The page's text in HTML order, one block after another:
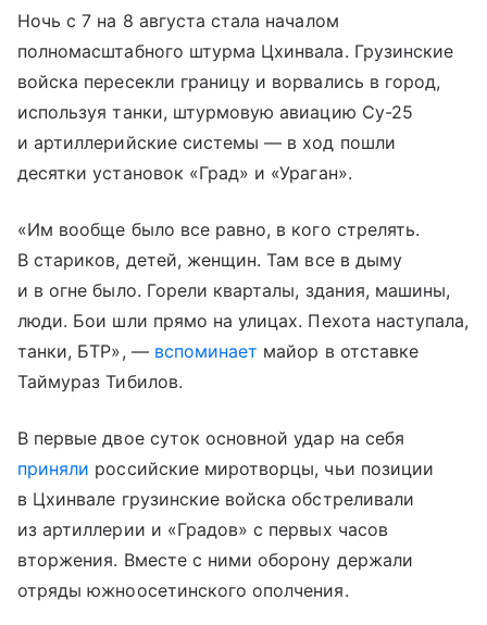
Ночь с 7 на 8 августа стала началом
полномасштабного штурма Цхинвала. Грузинские
войска пересекли границу и ворвались в город,
используя танки, штурмовую авиацию Су-25
и артиллерийские системы — в ход пошли
десятки установок «Град» и «Ураган».
«Им вообще было все равно, в кого стрелять.
В стариков, детей, женщин. Там все в дыму
и в огне было. Горели кварталы, здания, машины,
люди. Бои шли прямо на улицах. Пехота наступала,
танки, БТР», — вспоминает майор в отставке
Таймураз Тибилов.
В первые двое суток основной удар на себя
приняли российские миротворцы, чьи позиции
в Цхинвале грузинские войска обстреливали
из артиллерии и «Градов» с первых часов
вторжения. Вместе с ними оборону держали
отряды южноосетинского ополчения.